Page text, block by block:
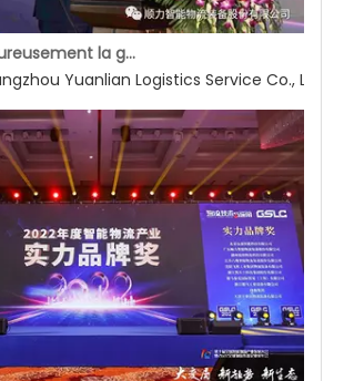
Félicitez chaleureusement la grande cérémonie d'ouverture de l'entrepôt de la phase II de l'automatisation intelligente de Yuanlian Logistics.
Yuanlian Logistics Service Co.,